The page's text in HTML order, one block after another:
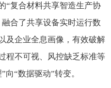
复合材料共享智造生产协
合了共享设备实时运行数
及企业全息画像，有效破解
程不可视、风控缺乏标准等
“数据驱动”转变。